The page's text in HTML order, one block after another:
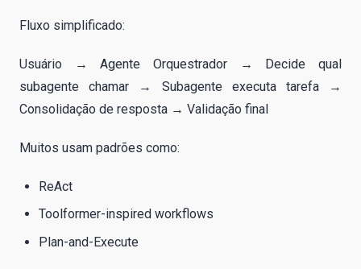
Fluxo simplificado:
Usuário → Agente Orquestrador → Decide qual
subagente chamar → Subagente executa tarefa →
Consolidação de resposta → Validação final
Muitos usam padrões como:
ReAct
Toolformer-inspired workflows
Plan-and-Execute